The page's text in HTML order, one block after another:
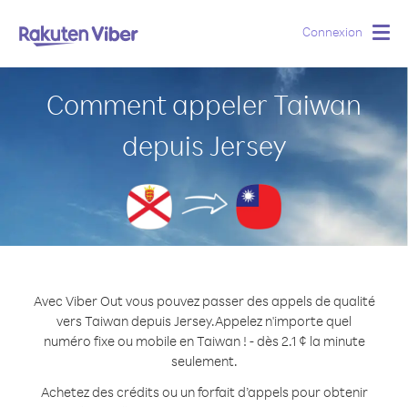
Connexion
Comment appeler Taiwan
depuis Jersey
Avec Viber Out vous pouvez passer des appels de qualité
vers Taiwan depuis Jersey.Appelez n'importe quel
numéro fixe ou mobile en Taiwan ! - dès 2.1 ¢ la minute
seulement.
Achetez des crédits ou un forfait d’appels pour obtenir